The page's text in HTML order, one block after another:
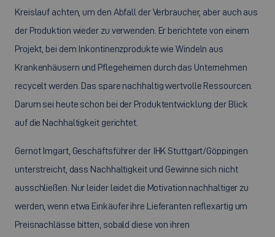
Kreislauf achten, um den Abfall der Verbraucher, aber auch aus
der Produktion wieder zu verwenden. Er berichtete von einem
Projekt, bei dem Inkontinenzprodukte wie Windeln aus
Krankenhäusern und Pflegeheimen durch das Unternehmen
recycelt werden. Das spare nachhaltig wertvolle Ressourcen.
Darum sei heute schon bei der Produktentwicklung der Blick
auf die Nachhaltigkeit gerichtet.
Gernot Imgart, Geschäftsführer der IHK Stuttgart/Göppingen
unterstreicht, dass Nachhaltigkeit und Gewinne sich nicht
ausschließen. Nur leider leidet die Motivation nachhaltiger zu
werden, wenn etwa Einkäufer ihre Lieferanten reflexartig um
Preisnachlässe bitten, sobald diese von ihren